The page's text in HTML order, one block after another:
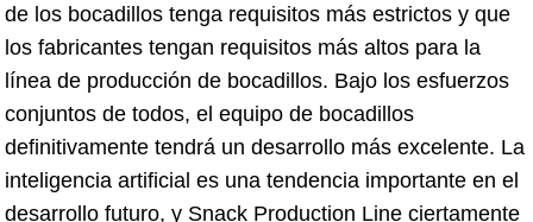
de los bocadillos tenga requisitos más estrictos y que
los fabricantes tengan requisitos más altos para la
línea de producción de bocadillos. Bajo los esfuerzos
conjuntos de todos, el equipo de bocadillos
definitivamente tendrá un desarrollo más excelente. La
inteligencia artificial es una tendencia importante en el
desarrollo futuro, y Snack Production Line ciertamente